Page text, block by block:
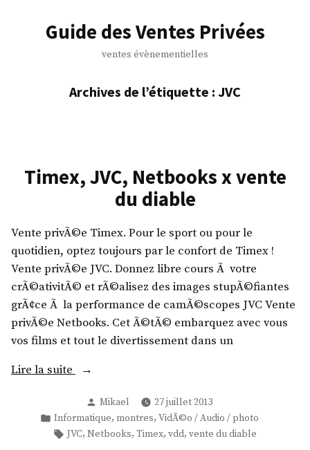
Guide des Ventes Privées
ventes évènementielles
Archives de l’étiquette : JVC
Timex, JVC, Netbooks x vente
du diable
Vente privÃ©e Timex. Pour le sport ou pour le
quotidien, optez toujours par le confort de Timex !
Vente privÃ©e JVC. Donnez libre cours Ã votre
crÃ©ativitÃ© et rÃ©alisez des images stupÃ©fiantes
grÃ¢ce Ã la performance de camÃ©scopes JVC Vente
privÃ©e Netbooks. Cet Ã©tÃ© embarquez avec vous
vos films et tout le divertissement dans un
Lire la suite
i
m
Publié
par
Mikael
27 juillet 2013
Publié
dans
Informatique, montres, VidÃ©o / Audio / photo
Étiquettes :
JVC, Netbooks, Timex, vdd, vente du diable